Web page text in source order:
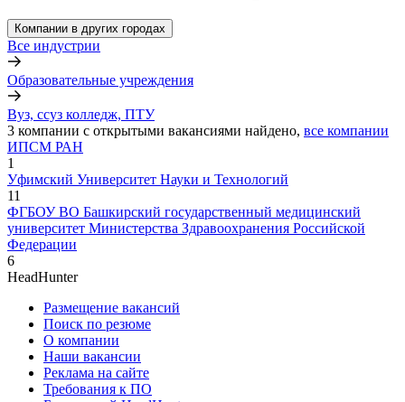
Компании в других городах
Все индустрии
Образовательные учреждения
Вуз, ссуз колледж, ПТУ
3 компании с открытыми вакансиями найдено, все компании
ИПСМ РАН
1
Уфимский Университет Науки и Технологий
11
ФГБОУ ВО Башкирский государственный медицинский
университет Министерства Здравоохранения Российской
Федерации
6
HeadHunter
Размещение вакансий
Поиск по резюме
О компании
Наши вакансии
Реклама на сайте
Требования к ПО